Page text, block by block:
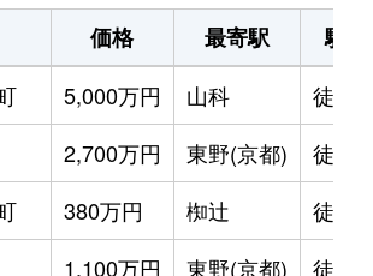
価格 最寄駅
駅
5,000万円 山科
徒歩
2,700万円 東野(京都)
徒歩
380万円 椥辻
徒歩
1,100万円 東野(京都)
徒歩